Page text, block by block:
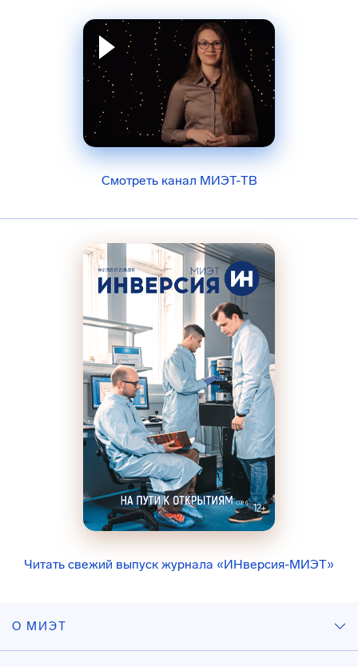
Смотреть канал МИЭТ-ТВ
Читать свежий выпуск журнала «ИНверсия-МИЭТ»
О МИЭТ